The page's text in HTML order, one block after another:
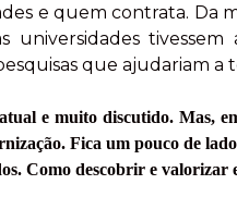
e quem contrata. Da
universidades
que ajudariam
e muito discutido. Mas,
Fica um pouco de
Como descobrir e valorizar